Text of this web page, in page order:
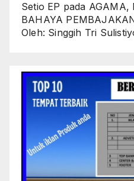
Setio EP pada AGAMA,
BAHAYA
Oleh: Singgih Tri